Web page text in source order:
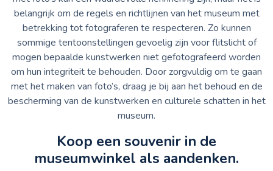
belangrijk om de regels en richtlijnen van het museum met
betrekking tot fotograferen te respecteren. Zo kunnen
sommige tentoonstellingen gevoelig zijn voor flitslicht of
mogen bepaalde kunstwerken niet gefotografeerd worden
om hun integriteit te behouden. Door zorgvuldig om te gaan
met het maken van foto’s, draag je bij aan het behoud en de
bescherming van de kunstwerken en culturele schatten in het
museum.
Koop een souvenir in de
museumwinkel als aandenken.